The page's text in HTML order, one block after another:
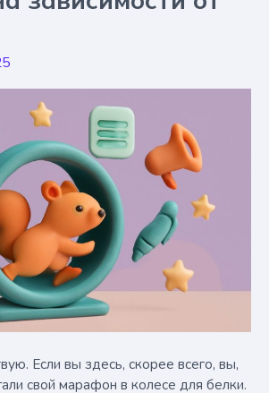
Если вы здесь, скорее всего, вы,
свой марафон в колесе для белки.